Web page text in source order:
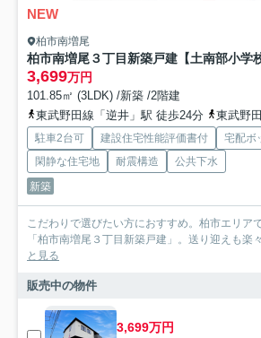
NEW
柏市南増尾
3,699万円
101.85㎡ (3LDK) /新築 /2階建
東武野田線「逆井」駅 徒歩24分
東武野田
駐車2台可 建設住宅性能評価書付
宅配ボ
閑静な住宅地
耐震構造
公共下水
新築
こだわりで選びたい方におすすめ。柏市エリア
「柏市南増尾３丁目新築戸建」。送り迎えも楽
と見る
販売中の物件
3,699万円